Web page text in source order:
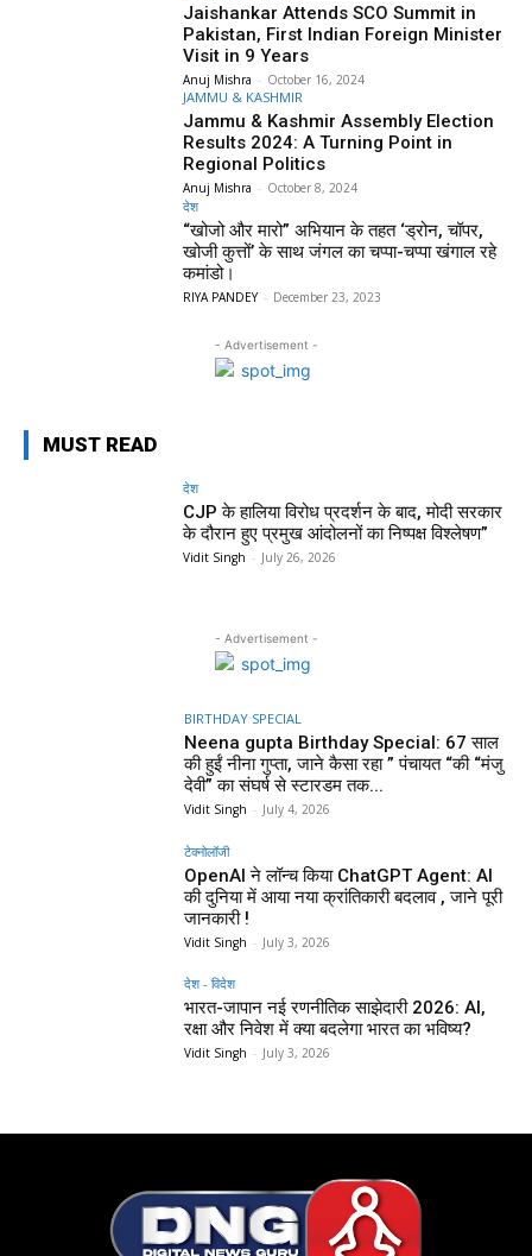
Jaishankar Attends SCO Summit in
Pakistan, First Indian Foreign Minister
Visit in 9 Years
Anuj Mishra - October 16, 2024
JAMMU & KASHMIR
Jammu & Kashmir Assembly Election
Results 2024: A Turning Point in
Regional Politics
Anuj Mishra - October 8, 2024
देश
“खोजो और मारो” अभियान के तहत ‘ड्रोन, चॉपर,
खोजी कुत्तों’ के साथ जंगल का चप्पा-चप्पा खंगाल रहे
कमांडो।
RIYA PANDEY - December 23, 2023
- Advertisement -
MUST READ
देश
CJP के हालिया विरोध प्रदर्शन के बाद, मोदी सरकार
के दौरान हुए प्रमुख आंदोलनों का निष्पक्ष विश्लेषण”
Vidit Singh - July 26, 2026
- Advertisement -
BIRTHDAY SPECIAL
Neena gupta Birthday Special: 67 साल
की हुईं नीना गुप्ता, जाने कैसा रहा ” पंचायत “की “मंजु
देवी” का संघर्ष से स्टारडम तक...
Vidit Singh - July 4, 2026
टेक्नोलॉजी
OpenAI ने लॉन्च किया ChatGPT Agent: AI
की दुनिया में आया नया क्रांतिकारी बदलाव , जाने पूरी
जानकारी !
Vidit Singh - July 3, 2026
देश - विदेश
भारत-जापान नई रणनीतिक साझेदारी 2026: AI,
रक्षा और निवेश में क्या बदलेगा भारत का भविष्य?
Vidit Singh - July 3, 2026